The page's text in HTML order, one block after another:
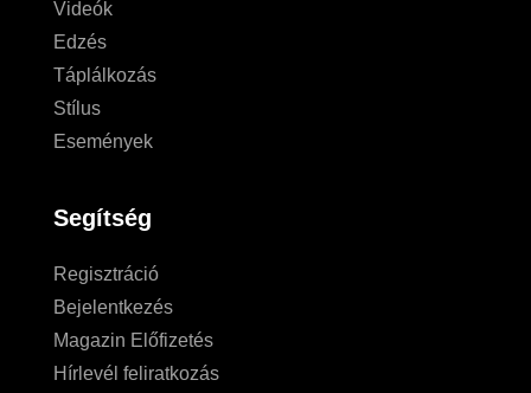
Videók
Edzés
Táplálkozás
Stílus
Események
Segítség
Regisztráció
Bejelentkezés
Magazin Előfizetés
Hírlevél feliratkozás